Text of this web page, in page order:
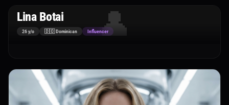
👤
Lina Botai
26 y/o 🇩🇴 Dominican Influencer